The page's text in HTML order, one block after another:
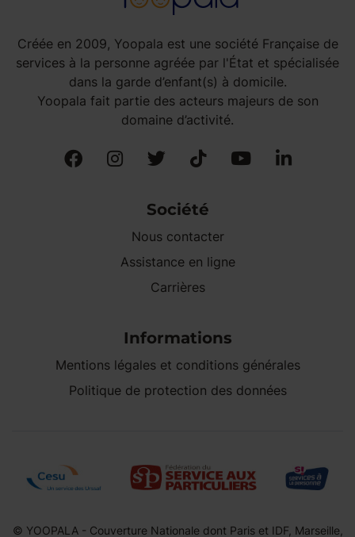
Créée en 2009, Yoopala est une société Française de
services à la personne agréée par l'État et spécialisée
dans la garde d’enfant(s) à domicile.
Yoopala fait partie des acteurs majeurs de son
domaine d’activité.
Société
Nous contacter
Assistance en ligne
Carrières
Informations
Mentions légales et conditions générales
Politique de protection des données
© YOOPALA - Couverture Nationale dont Paris et IDF, Marseille,